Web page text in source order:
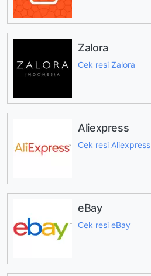
Zalora
Cek resi Zalora
Aliexpress
Cek resi Aliexpress
eBay
Cek resi eBay